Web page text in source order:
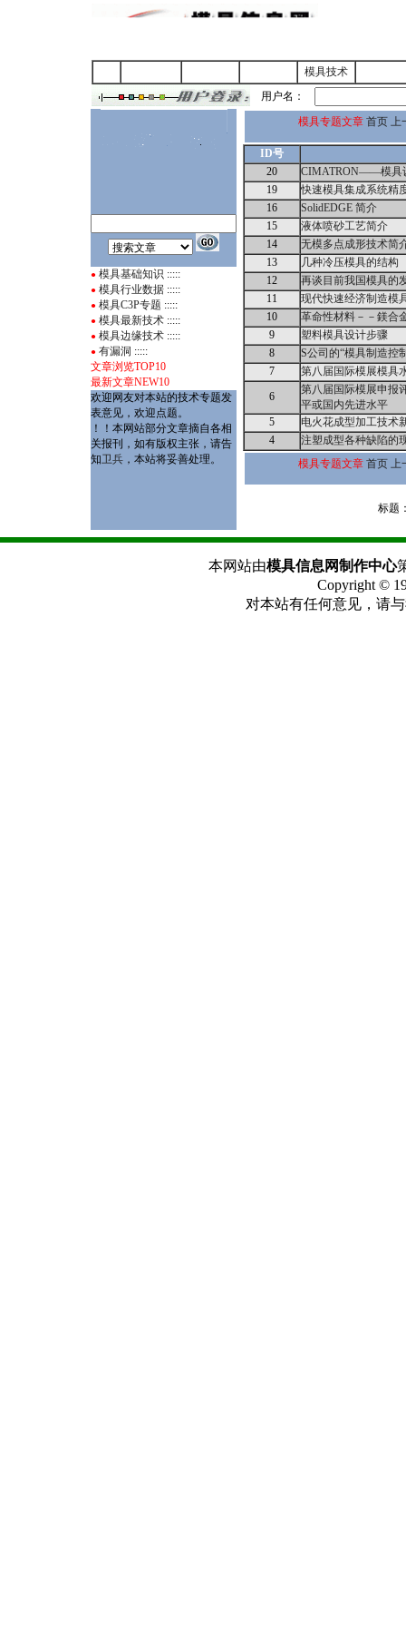
模具技术
用户名：
● 模具基础知识 :::::
● 模具行业数据 :::::
● 模具C3P专题 :::::
● 模具最新技术 :::::
● 模具边缘技术 :::::
● 有漏洞 :::::
文章浏览TOP10
最新文章NEW10
欢迎网友对本站的技术专题发
表意见，欢迎点题。
！！本网站部分文章摘自各相
关报刊，如有版权主张，请告
知卫兵 ，本站将妥善处理。
模具专题文章 首页 上
ID号
20
CIMATRON——模具
19
快速模具集成系统精
16
SolidEDGE 简介
15
液体喷砂工艺简介
14
无模多点成形技术简
13
几种冷压模具的结构
12
再谈目前我国模具的
11
现代快速经济制造模
10
革命性材料－－鎂合
9
塑料模具设计步骤
8
S公司的“模具制造控
7
第八届国际模展模具
6
第八届国际模展申报
平或国内先进水平
5
电火花成型加工技术
4
注塑成型各种缺陷的
模具专题文章 首页 上
标题
本网站由模具信息网制作中心
Copyright ©
对本站有任何意见，请